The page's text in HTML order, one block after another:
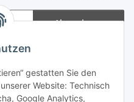
gestatten Sie den
Website: Technisch
Google Analytics,
Abonnieren